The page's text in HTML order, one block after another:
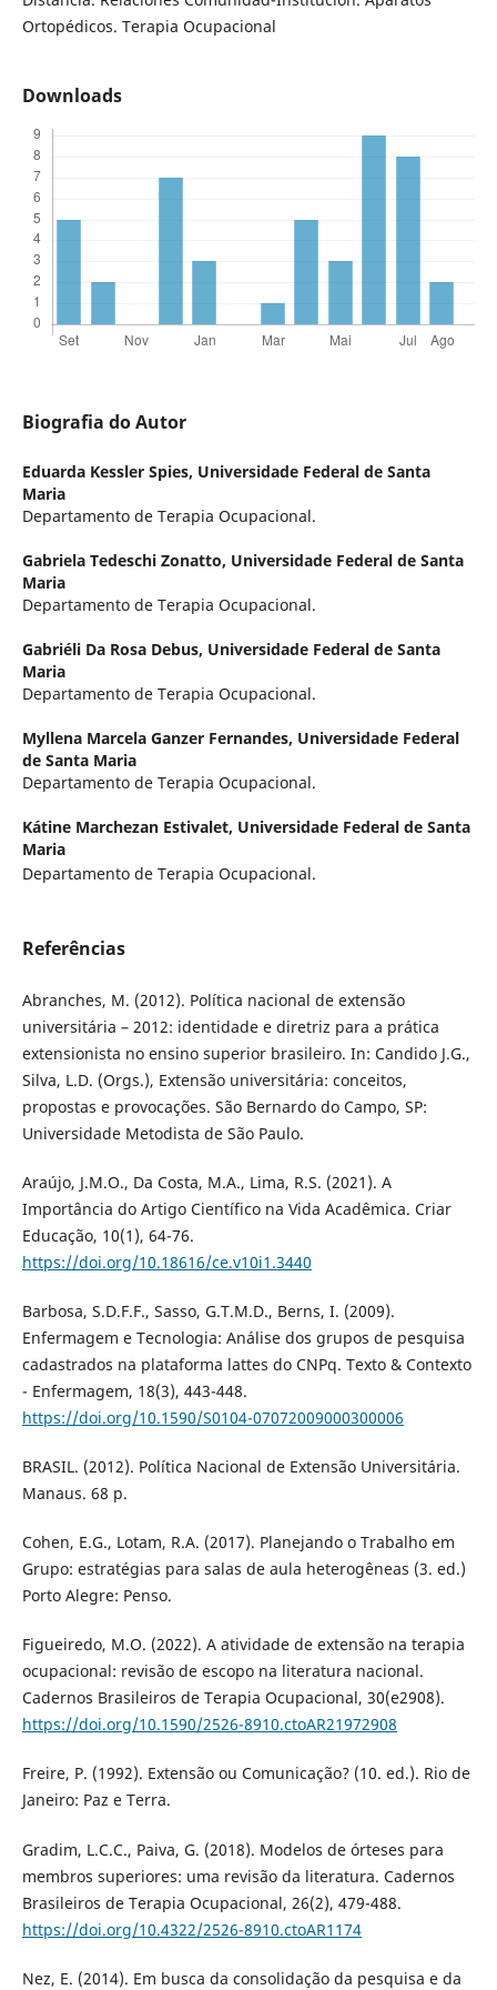
Ortopédicos. Terapia Ocupacional
Downloads
Biografia do Autor
Eduarda Kessler Spies, Universidade Federal de Santa
Maria
Departamento de Terapia Ocupacional.
Gabriela Tedeschi Zonatto, Universidade Federal de Santa
Maria
Departamento de Terapia Ocupacional.
Gabriéli Da Rosa Debus, Universidade Federal de Santa
Maria
Departamento de Terapia Ocupacional.
Myllena Marcela Ganzer Fernandes, Universidade Federal
de Santa Maria
Departamento de Terapia Ocupacional.
Kátine Marchezan Estivalet, Universidade Federal de Santa
Maria
Departamento de Terapia Ocupacional.
Referências
Abranches, M. (2012). Política nacional de extensão
universitária – 2012: identidade e diretriz para a prática
extensionista no ensino superior brasileiro. In: Candido J.G.,
Silva, L.D. (Orgs.), Extensão universitária: conceitos,
propostas e provocações. São Bernardo do Campo, SP:
Universidade Metodista de São Paulo.
Araújo, J.M.O., Da Costa, M.A., Lima, R.S. (2021). A
Importância do Artigo Científico na Vida Acadêmica. Criar
Educação, 10(1), 64-76.
https://doi.org/10.18616/ce.v10i1.3440
Barbosa, S.D.F.F., Sasso, G.T.M.D., Berns, I. (2009).
Enfermagem e Tecnologia: Análise dos grupos de pesquisa
cadastrados na plataforma lattes do CNPq. Texto & Contexto
- Enfermagem, 18(3), 443-448.
https://doi.org/10.1590/S0104-07072009000300006
BRASIL. (2012). Política Nacional de Extensão Universitária.
Manaus. 68 p.
Cohen, E.G., Lotam, R.A. (2017). Planejando o Trabalho em
Grupo: estratégias para salas de aula heterogêneas (3. ed.)
Porto Alegre: Penso.
Figueiredo, M.O. (2022). A atividade de extensão na terapia
ocupacional: revisão de escopo na literatura nacional.
Cadernos Brasileiros de Terapia Ocupacional, 30(e2908).
https://doi.org/10.1590/2526-8910.ctoAR21972908
Freire, P. (1992). Extensão ou Comunicação? (10. ed.). Rio de
Janeiro: Paz e Terra.
Gradim, L.C.C., Paiva, G. (2018). Modelos de órteses para
membros superiores: uma revisão da literatura. Cadernos
Brasileiros de Terapia Ocupacional, 26(2), 479-488.
https://doi.org/10.4322/2526-8910.ctoAR1174
Nez, E. (2014). Em busca da consolidação da pesquisa e da